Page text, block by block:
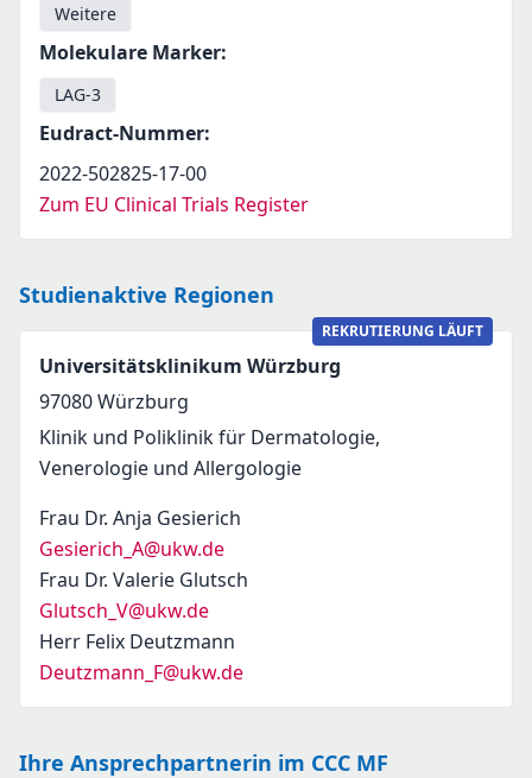
Weitere
Molekulare Marker:
LAG-3
Eudract-Nummer:
2022-502825-17-00
Zum EU Clinical Trials Register
Studienaktive Regionen
REKRUTIERUNG LÄUFT
Universitätsklinikum Würzburg
97080Würzburg
Klinik und Poliklinik für Dermatologie,
Venerologie und Allergologie
Frau Dr. Anja Gesierich
Gesierich_A@ukw.de
Frau Dr. Valerie Glutsch
Glutsch_V@ukw.de
Herr Felix Deutzmann
Deutzmann_F@ukw.de
Ihre Ansprechpartnerin im CCC MF